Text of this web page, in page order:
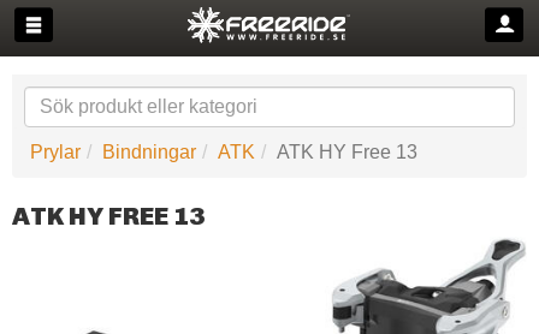
Prylar Bindningar ATK ATK HY Free 13
ATK HY FREE 13